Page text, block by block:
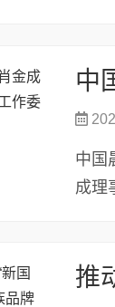
中国
成理